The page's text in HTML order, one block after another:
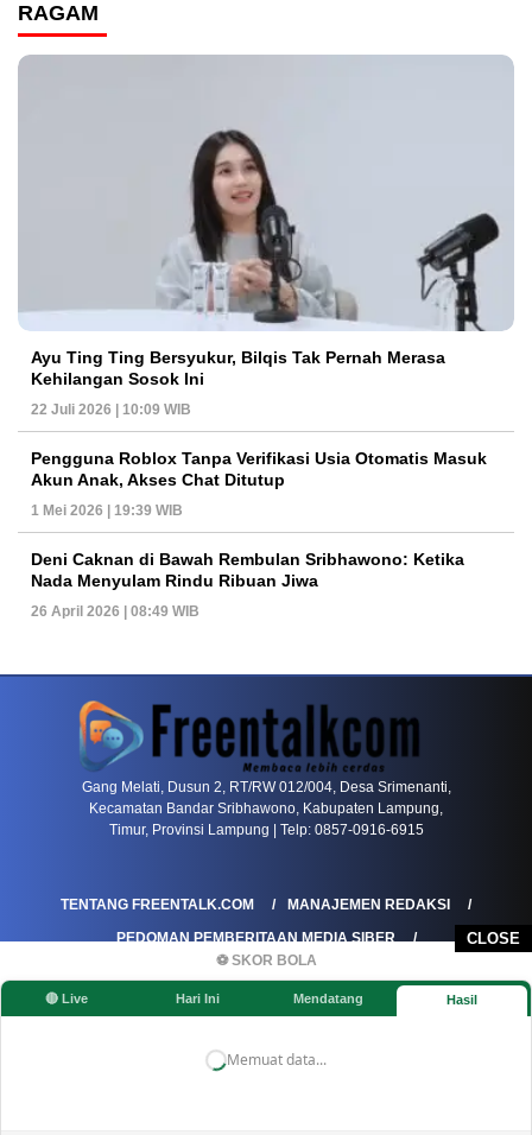
CLOSE
⚽ SKOR BOLA
🔴 Live Hari Ini Mendatang Hasil
Memuat data...
RAGAM
Ayu Ting Ting Bersyukur, Bilqis Tak Pernah Merasa
Kehilangan Sosok Ini
22 Juli 2026 | 10:09 WIB
Pengguna Roblox Tanpa Verifikasi Usia Otomatis Masuk
Akun Anak, Akses Chat Ditutup
1 Mei 2026 | 19:39 WIB
Deni Caknan di Bawah Rembulan Sribhawono: Ketika
Nada Menyulam Rindu Ribuan Jiwa
26 April 2026 | 08:49 WIB
Gang Melati, Dusun 2, RT/RW 012/004, Desa Srimenanti,
Kecamatan Bandar Sribhawono, Kabupaten Lampung,
Timur, Provinsi Lampung | Telp: 0857-0916-6915
TENTANG FREENTALK.COM
MANAJEMEN REDAKSI
PEDOMAN PEMBERITAAN MEDIA SIBER
PEDOMAN PEMBERITAAN RAMAH ANAK
KOREKSI & KLARIFIKASI
KEBIJAKAN IKLAN / ADVERTORIAL